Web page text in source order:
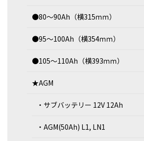
●80～90Ah（横315ｍｍ）
●95～100Ah（横354ｍｍ）
●105～110Ah（横393ｍｍ）
★AGM
・サブバッテリー 12V 12Ah
・AGM(50Ah) L1, LN1